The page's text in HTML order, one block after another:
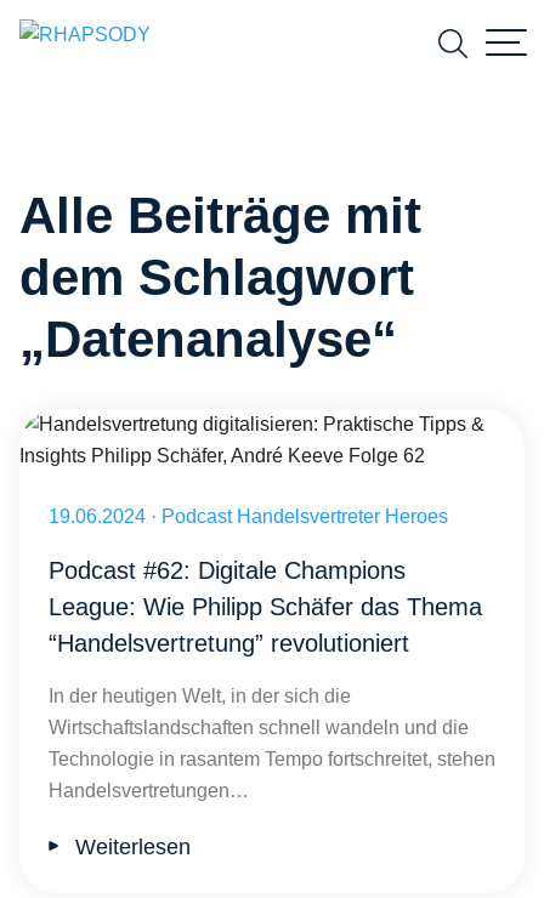
Suchen
Alle Beiträge mit
dem Schlagwort
„Datenanalyse“
Veröffentlicht am 19.06.2024
19.06.2024 · Podcast Handelsvertreter Heroes
Podcast #62: Digitale Champions
League: Wie Philipp Schäfer das Thema
“Handelsvertretung” revolutioniert
In der heutigen Welt, in der sich die
Wirtschaftslandschaften schnell wandeln und die
Technologie in rasantem Tempo fortschreitet, stehen
Handelsvertretungen…
Weiterlesen